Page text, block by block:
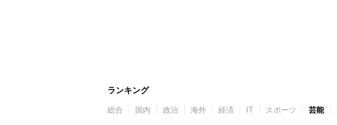
ランキング
総合 国内 政治 海外 経済 IT スポーツ 芸能